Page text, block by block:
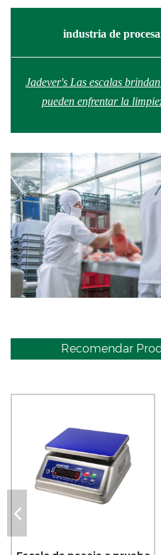
industria de
Jadever's Las escalas
pueden enfrentar la
Recomendar